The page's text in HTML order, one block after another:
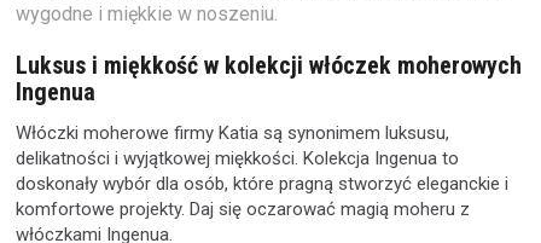
wygodne i miękkie w noszeniu.
Luksus i miękkość w kolekcji włóczek moherowych
Ingenua
Włóczki moherowe firmy Katia są synonimem luksusu,
delikatności i wyjątkowej miękkości. Kolekcja Ingenua to
doskonały wybór dla osób, które pragną stworzyć eleganckie i
komfortowe projekty. Daj się oczarować magią moheru z
włóczkami Ingenua.